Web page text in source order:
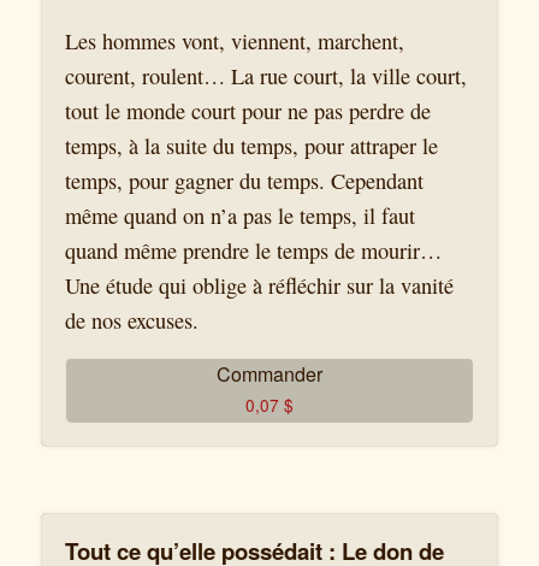
Les hommes vont, viennent, marchent,
courent, roulent… La rue court, la ville court,
tout le monde court pour ne pas perdre de
temps, à la suite du temps, pour attraper le
temps, pour gagner du temps. Cependant
même quand on n’a pas le temps, il faut
quand même prendre le temps de mourir…
Une étude qui oblige à réfléchir sur la vanité
de nos excuses.
Commander
0,07 $
Tout ce qu’elle possédait : Le don de